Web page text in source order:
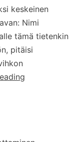
keskeinen
Nimi
tämä tietenkin
pitäisi